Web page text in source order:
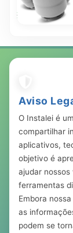
Aviso
O Instalei é
compartilhar
aplicativos,
objetivo é
ajudar
ferramentas
Embora
as
podem se